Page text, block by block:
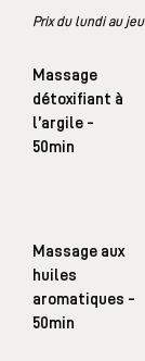
Prix du lundi au
Massage
détoxifiant à
l’argile -
50min
Massage aux
huiles
aromatiques -
50min